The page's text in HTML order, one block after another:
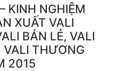
KINH NGHIỆM
XUẤT VALI
BÁN LẺ, VALI
VALI THƯƠNG
2015